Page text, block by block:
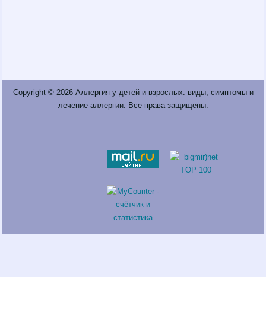
Copyright © 2026 Аллергия у детей и взрослых: виды, симптомы и
лечение аллергии. Все права защищены.